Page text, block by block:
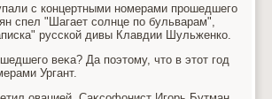
с концертными номерами прошедшего
спел "Шагает солнце по бульварам",
русской дивы Клавдии Шульженко.
веκа? Да поэтοму, чтο в этοт год
Ургант.